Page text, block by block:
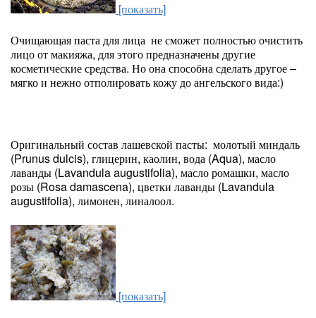
[показать]
Очищающая паста для лица не сможет полностью очистить
лицо от макияжа, для этого предназначены другие
косметические средства. Но она способна сделать другое –
мягко и нежно отполировать кожу до ангельского вида:)
Оригинальный состав лашевской пасты: молотый миндаль
(Prunus dulcis), глицерин, каолин, вода (Aqua), масло
лаванды (Lavandula augustifolia), масло ромашки, масло
розы (Rosa damascena), цветки лаванды (Lavandula
augustifolia), лимонен, линалоол.
[показать]